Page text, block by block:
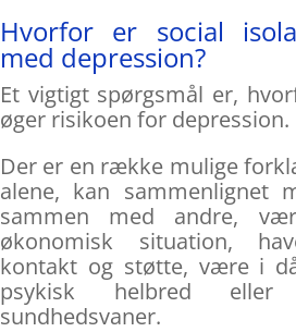
Hvorfor er social
med depression?
Et vigtigt spørgsmål er,
øger risikoen for depression.
Der er en række mulige
alene, kan sammenlignet
sammen med andre,
økonomisk situation,
kontakt og støtte, være i
psykisk helbred eller
sundhedsvaner.